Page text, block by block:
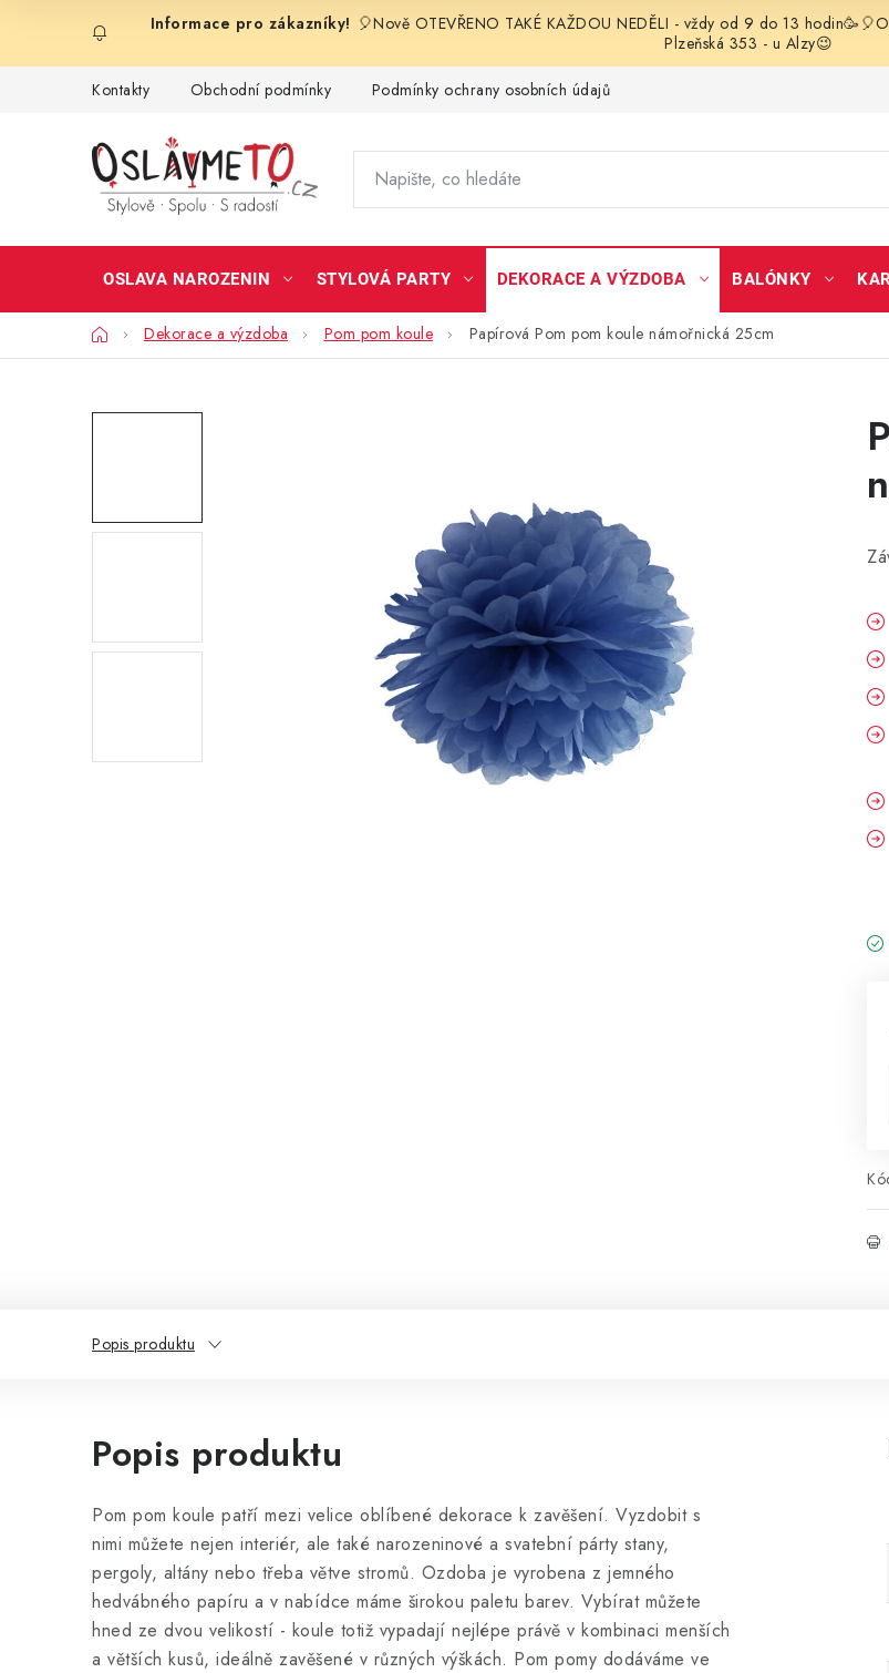
obsah
🎈Nově OTEVŘENO TAKÉ KAŽDOU NEDĚLI - vždy od 9 do 13
Plzeňská 353 - u Alzy😉
Kontakty Obchodní podmínky Podmínky ochrany osobních údajů
OSLAVA NAROZENIN STYLOVÁ PARTY DEKORACE A VÝZDOBA BALÓNKY
DomůDekorace a výzdoba Pom pom koule Papírová Pom pom koule námořnická 25cm
Popis produktu
Popis produktu
Pom pom koule patří mezi velice oblíbené dekorace k zavěšení. Vyzdobit s
nimi můžete nejen interiér, ale také narozeninové a svatební párty stany,
pergoly, altány nebo třeba větve stromů. Ozdoba je vyrobena z jemného
hedvábného papíru a v nabídce máme širokou paletu barev. Vybírat můžete
hned ze dvou velikostí - koule totiž vypadají nejlépe právě v kombinaci menších
a větších kusů, ideálně zavěšené v různých výškách. Pom pomy dodáváme ve